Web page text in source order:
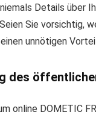
Details über
Sie vorsichtig,
unnötigen
des
online DOMETIC